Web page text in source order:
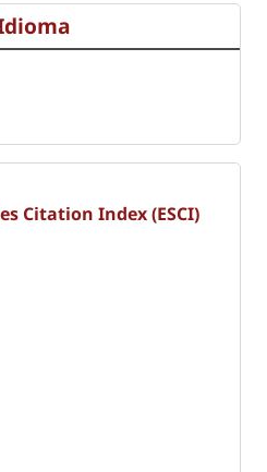
Citation Index (ESCI)